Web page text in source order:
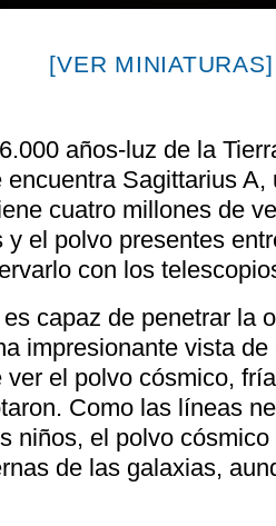
[VER MINIATURAS]
años-luz de la
Sagittarius A,
cuatro millones de
y el polvo presentes
con los
capaz de penetrar la
impresionante vista
el polvo cósmico,
Como las líneas
niños, el polvo
de las galaxias,